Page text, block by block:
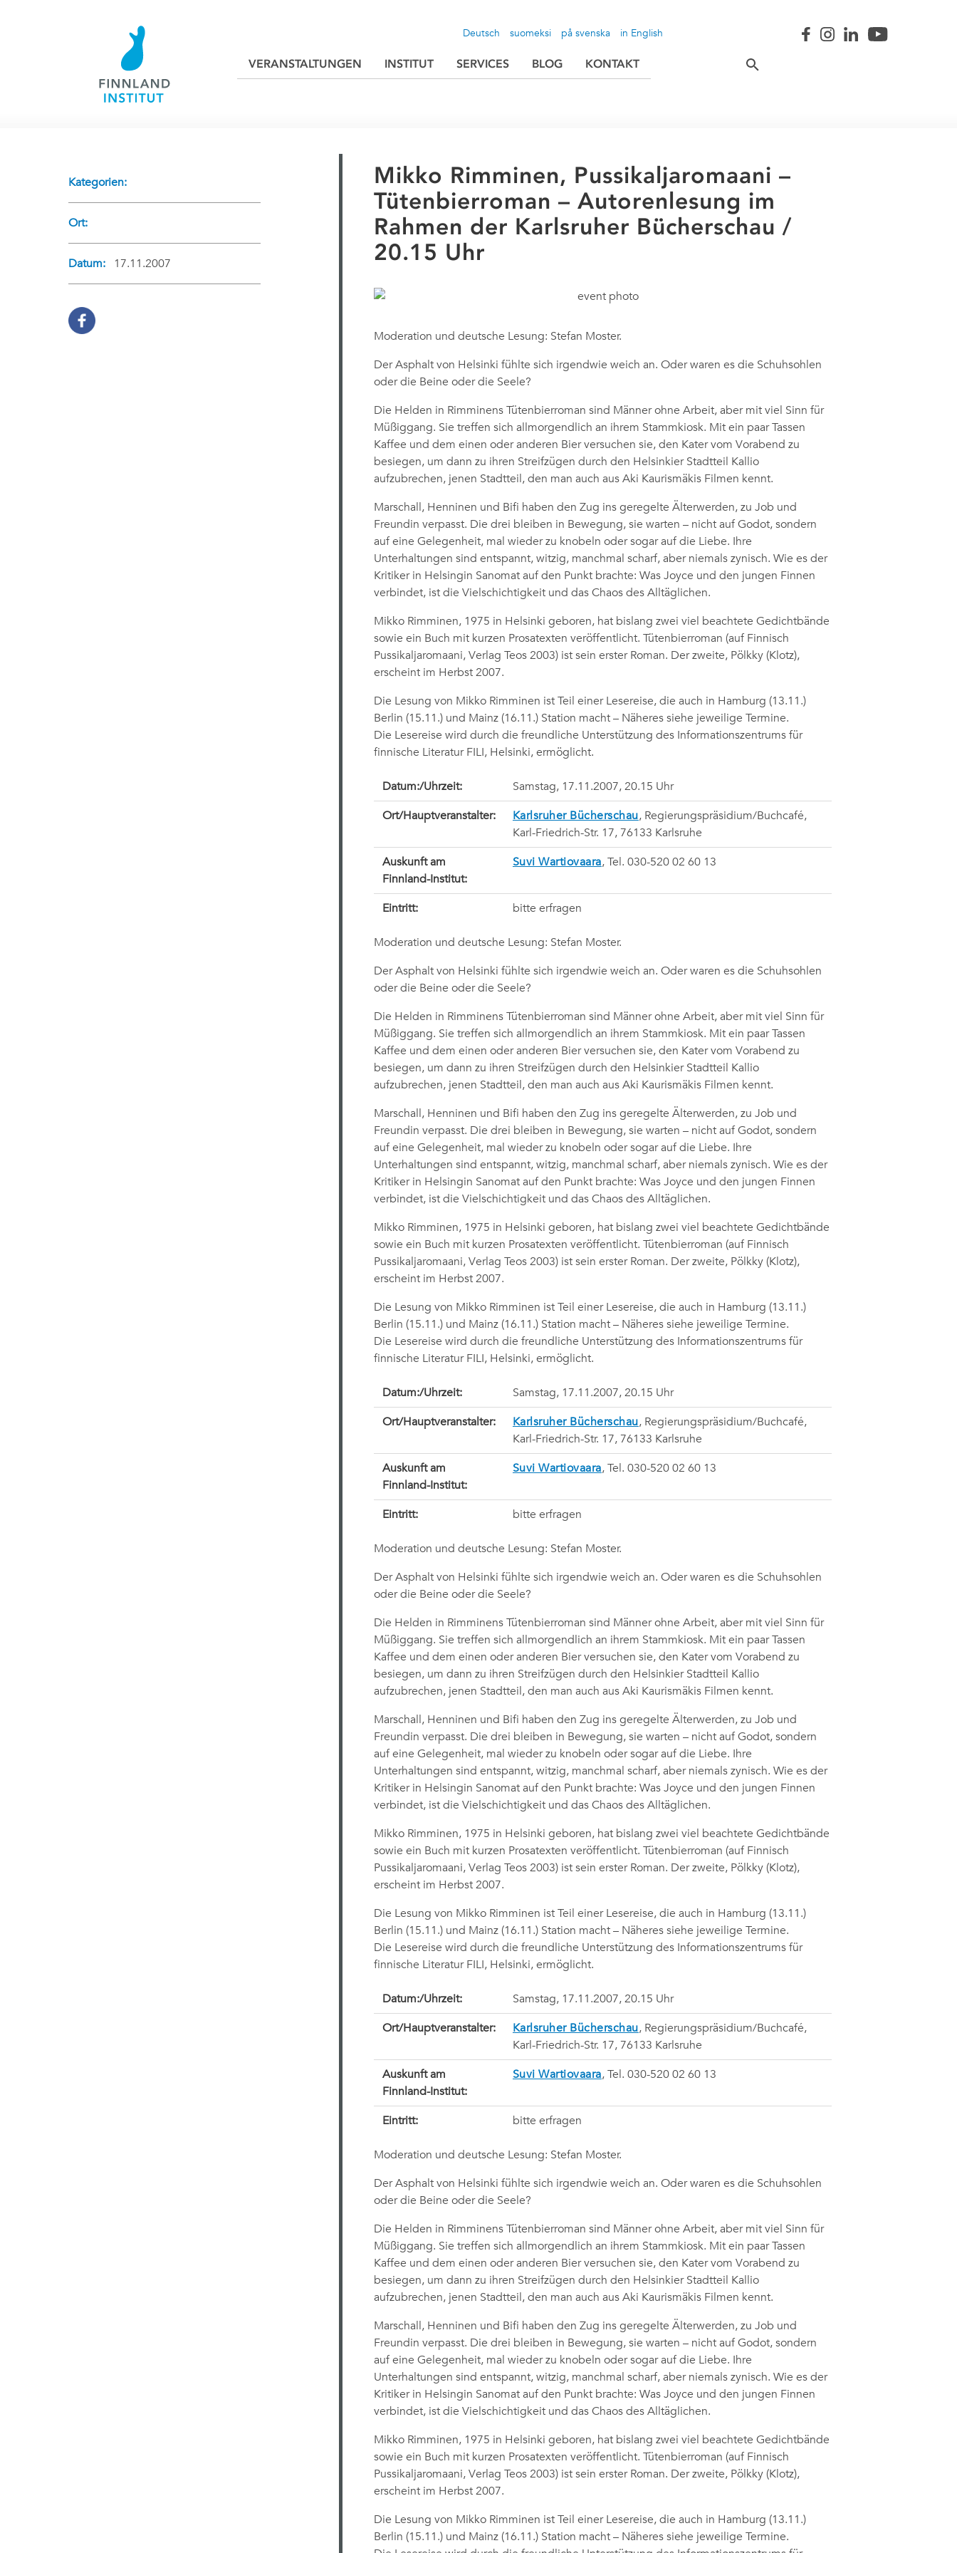
suomeksi
Deutsch på svenska in English
VERANSTALTUNGEN INSTITUT SERVICES BLOG KONTAKT
Kategorien:
Ort:
Datum: 17.11.2007
Mikko Rimminen, Pussikaljaromaani –
Tütenbierroman – Autorenlesung im
Rahmen der Karlsruher Bücherschau /
20.15 Uhr
Moderation und deutsche Lesung: Stefan Moster.
Der Asphalt von Helsinki fühlte sich irgendwie weich an. Oder waren es die Schuhsohlen
oder die Beine oder die Seele?
Die Helden in Rimminens Tütenbierroman sind Männer ohne Arbeit, aber mit viel Sinn für
Müßiggang. Sie treffen sich allmorgendlich an ihrem Stammkiosk. Mit ein paar Tassen
Kaffee und dem einen oder anderen Bier versuchen sie, den Kater vom Vorabend zu
besiegen, um dann zu ihren Streifzügen durch den Helsinkier Stadtteil Kallio
aufzubrechen, jenen Stadtteil, den man auch aus Aki Kaurismäkis Filmen kennt.
Marschall, Henninen und Bifi haben den Zug ins geregelte Älterwerden, zu Job und
Freundin verpasst. Die drei bleiben in Bewegung, sie warten – nicht auf Godot, sondern
auf eine Gelegenheit, mal wieder zu knobeln oder sogar auf die Liebe. Ihre
Unterhaltungen sind entspannt, witzig, manchmal scharf, aber niemals zynisch. Wie es der
Kritiker in Helsingin Sanomat auf den Punkt brachte: Was Joyce und den jungen Finnen
verbindet, ist die Vielschichtigkeit und das Chaos des Alltäglichen.
Mikko Rimminen, 1975 in Helsinki geboren, hat bislang zwei viel beachtete Gedichtbände
sowie ein Buch mit kurzen Prosatexten veröffentlicht. Tütenbierroman (auf Finnisch
Pussikaljaromaani, Verlag Teos 2003) ist sein erster Roman. Der zweite, Pölkky (Klotz),
erscheint im Herbst 2007.
Die Lesung von Mikko Rimminen ist Teil einer Lesereise, die auch in Hamburg (13.11.)
Berlin (15.11.) und Mainz (16.11.) Station macht – Näheres siehe jeweilige Termine.
Die Lesereise wird durch die freundliche Unterstützung des Informationszentrums für
finnische Literatur FILI, Helsinki, ermöglicht.
Datum:/Uhrzeit: Samstag, 17.11.2007, 20.15 Uhr
Ort/Hauptveranstalter: Karlsruher Bücherschau, Regierungspräsidium/Buchcafé,
Karl-Friedrich-Str. 17, 76133 Karlsruhe
Auskunft am
Finnland-Institut:
Suvi Wartiovaara, Tel. 030-520 02 60 13
Eintritt: bitte erfragen
Moderation und deutsche Lesung: Stefan Moster.
Der Asphalt von Helsinki fühlte sich irgendwie weich an. Oder waren es die Schuhsohlen
oder die Beine oder die Seele?
Die Helden in Rimminens Tütenbierroman sind Männer ohne Arbeit, aber mit viel Sinn für
Müßiggang. Sie treffen sich allmorgendlich an ihrem Stammkiosk. Mit ein paar Tassen
Kaffee und dem einen oder anderen Bier versuchen sie, den Kater vom Vorabend zu
besiegen, um dann zu ihren Streifzügen durch den Helsinkier Stadtteil Kallio
aufzubrechen, jenen Stadtteil, den man auch aus Aki Kaurismäkis Filmen kennt.
Marschall, Henninen und Bifi haben den Zug ins geregelte Älterwerden, zu Job und
Freundin verpasst. Die drei bleiben in Bewegung, sie warten – nicht auf Godot, sondern
auf eine Gelegenheit, mal wieder zu knobeln oder sogar auf die Liebe. Ihre
Unterhaltungen sind entspannt, witzig, manchmal scharf, aber niemals zynisch. Wie es der
Kritiker in Helsingin Sanomat auf den Punkt brachte: Was Joyce und den jungen Finnen
verbindet, ist die Vielschichtigkeit und das Chaos des Alltäglichen.
Mikko Rimminen, 1975 in Helsinki geboren, hat bislang zwei viel beachtete Gedichtbände
sowie ein Buch mit kurzen Prosatexten veröffentlicht. Tütenbierroman (auf Finnisch
Pussikaljaromaani, Verlag Teos 2003) ist sein erster Roman. Der zweite, Pölkky (Klotz),
erscheint im Herbst 2007.
Die Lesung von Mikko Rimminen ist Teil einer Lesereise, die auch in Hamburg (13.11.)
Berlin (15.11.) und Mainz (16.11.) Station macht – Näheres siehe jeweilige Termine.
Die Lesereise wird durch die freundliche Unterstützung des Informationszentrums für
finnische Literatur FILI, Helsinki, ermöglicht.
Datum:/Uhrzeit: Samstag, 17.11.2007, 20.15 Uhr
Ort/Hauptveranstalter: Karlsruher Bücherschau, Regierungspräsidium/Buchcafé,
Karl-Friedrich-Str. 17, 76133 Karlsruhe
Auskunft am
Finnland-Institut:
Suvi Wartiovaara, Tel. 030-520 02 60 13
Eintritt: bitte erfragen
Moderation und deutsche Lesung: Stefan Moster.
Der Asphalt von Helsinki fühlte sich irgendwie weich an. Oder waren es die Schuhsohlen
oder die Beine oder die Seele?
Die Helden in Rimminens Tütenbierroman sind Männer ohne Arbeit, aber mit viel Sinn für
Müßiggang. Sie treffen sich allmorgendlich an ihrem Stammkiosk. Mit ein paar Tassen
Kaffee und dem einen oder anderen Bier versuchen sie, den Kater vom Vorabend zu
besiegen, um dann zu ihren Streifzügen durch den Helsinkier Stadtteil Kallio
aufzubrechen, jenen Stadtteil, den man auch aus Aki Kaurismäkis Filmen kennt.
Marschall, Henninen und Bifi haben den Zug ins geregelte Älterwerden, zu Job und
Freundin verpasst. Die drei bleiben in Bewegung, sie warten – nicht auf Godot, sondern
auf eine Gelegenheit, mal wieder zu knobeln oder sogar auf die Liebe. Ihre
Unterhaltungen sind entspannt, witzig, manchmal scharf, aber niemals zynisch. Wie es der
Kritiker in Helsingin Sanomat auf den Punkt brachte: Was Joyce und den jungen Finnen
verbindet, ist die Vielschichtigkeit und das Chaos des Alltäglichen.
Mikko Rimminen, 1975 in Helsinki geboren, hat bislang zwei viel beachtete Gedichtbände
sowie ein Buch mit kurzen Prosatexten veröffentlicht. Tütenbierroman (auf Finnisch
Pussikaljaromaani, Verlag Teos 2003) ist sein erster Roman. Der zweite, Pölkky (Klotz),
erscheint im Herbst 2007.
Die Lesung von Mikko Rimminen ist Teil einer Lesereise, die auch in Hamburg (13.11.)
Berlin (15.11.) und Mainz (16.11.) Station macht – Näheres siehe jeweilige Termine.
Die Lesereise wird durch die freundliche Unterstützung des Informationszentrums für
finnische Literatur FILI, Helsinki, ermöglicht.
Datum:/Uhrzeit: Samstag, 17.11.2007, 20.15 Uhr
Ort/Hauptveranstalter: Karlsruher Bücherschau, Regierungspräsidium/Buchcafé,
Karl-Friedrich-Str. 17, 76133 Karlsruhe
Auskunft am
Finnland-Institut:
Suvi Wartiovaara, Tel. 030-520 02 60 13
Eintritt: bitte erfragen
Moderation und deutsche Lesung: Stefan Moster.
Der Asphalt von Helsinki fühlte sich irgendwie weich an. Oder waren es die Schuhsohlen
oder die Beine oder die Seele?
Die Helden in Rimminens Tütenbierroman sind Männer ohne Arbeit, aber mit viel Sinn für
Müßiggang. Sie treffen sich allmorgendlich an ihrem Stammkiosk. Mit ein paar Tassen
Kaffee und dem einen oder anderen Bier versuchen sie, den Kater vom Vorabend zu
besiegen, um dann zu ihren Streifzügen durch den Helsinkier Stadtteil Kallio
aufzubrechen, jenen Stadtteil, den man auch aus Aki Kaurismäkis Filmen kennt.
Marschall, Henninen und Bifi haben den Zug ins geregelte Älterwerden, zu Job und
Freundin verpasst. Die drei bleiben in Bewegung, sie warten – nicht auf Godot, sondern
auf eine Gelegenheit, mal wieder zu knobeln oder sogar auf die Liebe. Ihre
Unterhaltungen sind entspannt, witzig, manchmal scharf, aber niemals zynisch. Wie es der
Kritiker in Helsingin Sanomat auf den Punkt brachte: Was Joyce und den jungen Finnen
verbindet, ist die Vielschichtigkeit und das Chaos des Alltäglichen.
Mikko Rimminen, 1975 in Helsinki geboren, hat bislang zwei viel beachtete Gedichtbände
sowie ein Buch mit kurzen Prosatexten veröffentlicht. Tütenbierroman (auf Finnisch
Pussikaljaromaani, Verlag Teos 2003) ist sein erster Roman. Der zweite, Pölkky (Klotz),
erscheint im Herbst 2007.
Die Lesung von Mikko Rimminen ist Teil einer Lesereise, die auch in Hamburg (13.11.)
Berlin (15.11.) und Mainz (16.11.) Station macht – Näheres siehe jeweilige Termine.